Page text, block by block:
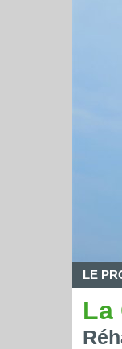
LE
La